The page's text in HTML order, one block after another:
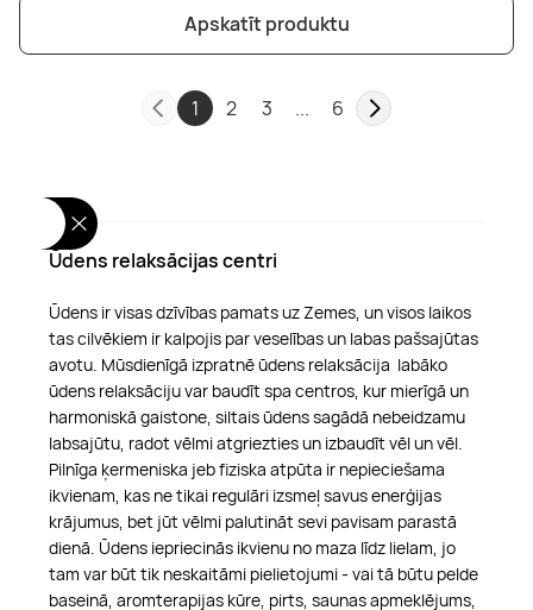
Apskatīt produktu
1 2 3 ... 6
Ūdens relaksācijas centri
Ūdens ir visas dzīvības pamats uz Zemes, un visos laikos
tas cilvēkiem ir kalpojis par veselības un labas pašsajūtas
avotu. Mūsdienīgā izpratnē ūdens relaksācija labāko
ūdens relaksāciju var baudīt spa centros, kur mierīgā un
harmoniskā gaistone, siltais ūdens sagādā nebeidzamu
labsajūtu, radot vēlmi atgriezties un izbaudīt vēl un vēl.
Pilnīga ķermeniska jeb fiziska atpūta ir nepieciešama
ikvienam, kas ne tikai regulāri izsmeļ savus enerģijas
krājumus, bet jūt vēlmi palutināt sevi pavisam parastā
dienā. Ūdens iepriecinās ikvienu no maza līdz lielam, jo
tam var būt tik neskaitāmi pielietojumi - vai tā būtu pelde
baseinā, aromterapijas kūre, pirts, saunas apmeklējums,